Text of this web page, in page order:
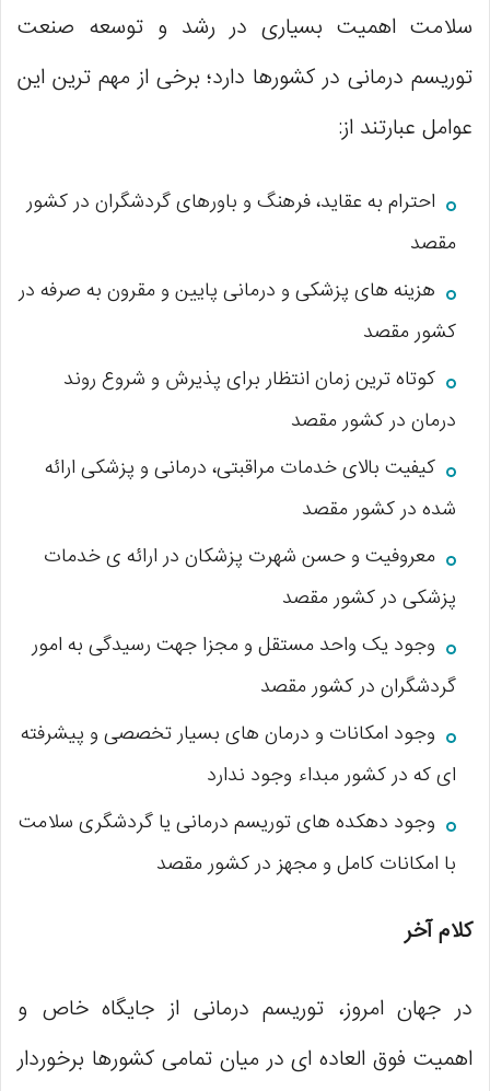
سلامت اهمیت بسیاری در رشد و توسعه صنعت
توریسم درمانی در کشورها دارد؛ برخی از مهم ترین این
عوامل عبارتند از:
احترام به عقاید، فرهنگ و باورهای گردشگران در کشور
مقصد
هزینه های پزشکی و درمانی پایین و مقرون به صرفه در
کشور مقصد
کوتاه ترین زمان انتظار برای پذیرش و شروع روند
درمان در کشور مقصد
کیفیت بالای خدمات مراقبتی، درمانی و پزشکی ارائه
شده در کشور مقصد
معروفیت و حسن شهرت پزشکان در ارائه ی خدمات
پزشکی در کشور مقصد
وجود یک واحد مستقل و مجزا جهت رسیدگی به امور
گردشگران در کشور مقصد
وجود امکانات و درمان های بسیار تخصصی و پیشرفته
ای که در کشور مبداء وجود ندارد
وجود دهکده های توریسم درمانی یا گردشگری سلامت
با امکانات کامل و مجهز در کشور مقصد
کلام آخر
در جهان امروز، توریسم درمانی از جایگاه خاص و
اهمیت فوق العاده ای در میان تمامی کشورها برخوردار